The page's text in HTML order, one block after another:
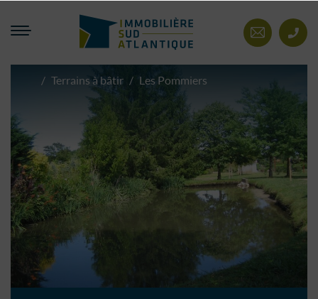
Immobilière Sud Contact
Immobilière
/ Terrains à bâtir / Les Pommiers